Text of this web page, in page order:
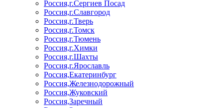
Россия,г.Сергиев Посад
Россия,г.Славгород
Россия,г.Тверь
Россия,г.Томск
Россия,г.Тюмень
Россия,г.Химки
Россия,г.Шахты
Россия,г.Ярославль
Россия,Екатеринбург
Россия,Железнодорожный
Россия,Жуковский
Россия,Заречный